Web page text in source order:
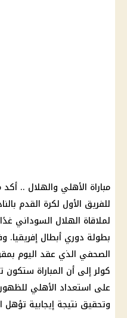
مباراة الأهلي والهلال .. أكد
للفريق الأول لكرة القدم
لملاقاة الهلال السوداني
بطولة دوري أبطال إفريقيا.
الصحفي الذي عقد اليوم
كولرإلى أن المباراة ستكون
على استعداد الأهلي
وتحقيق نتيجة إيجابية تؤهل